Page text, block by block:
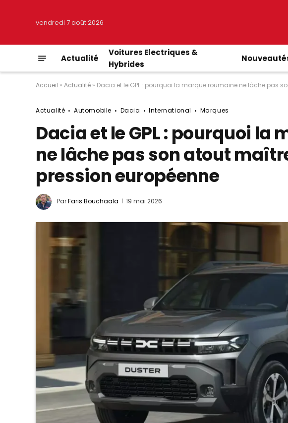
vendredi 7 août 2026
Actualité
Voitures Electriques &
Hybrides
Accueil » Actualité » Dacia et le GPL : pourquoi la marque roumaine ne lâche pas
Actualité Automobile Dacia International Marques
Dacia et le GPL : pourquoi la
ne lâche pas son atout
pression européenne
ParFaris Bouchaala 19 mai 2026